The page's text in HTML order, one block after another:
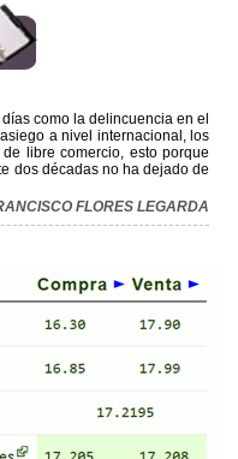
como la delincuencia en el
a nivel internacional, los
libre comercio, esto porque
dos décadas no ha dejado de
FLORES LEGARDA